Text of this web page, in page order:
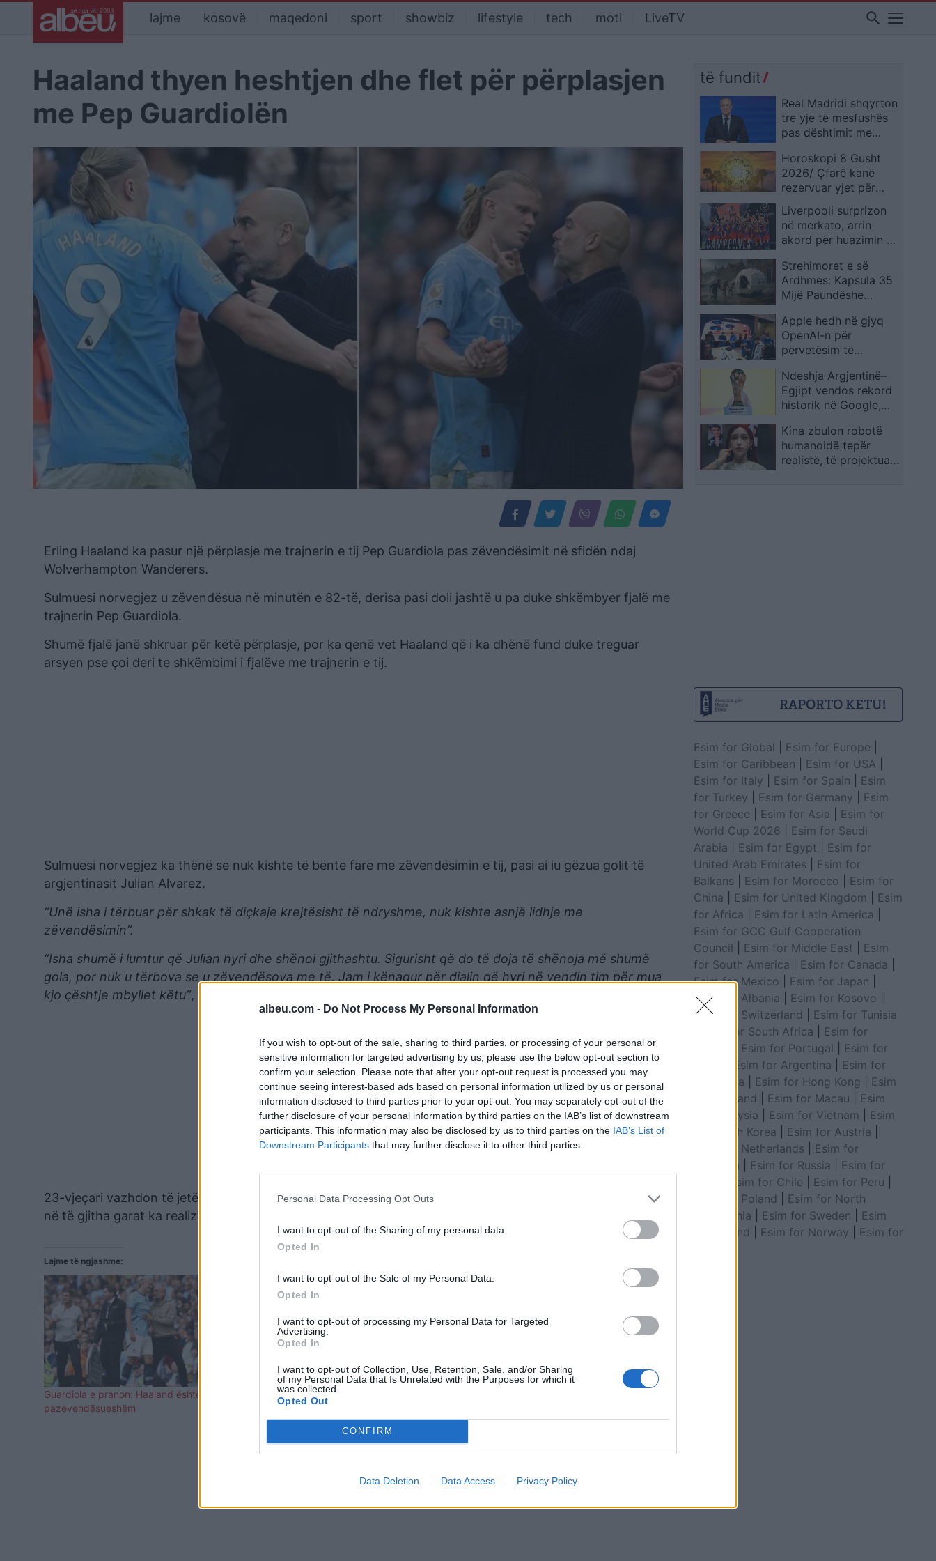
albeu.com - Do Not Process My Personal Information
If you wish to opt-out of the sale, sharing to third parties, or processing of your personal or
sensitive information for targeted advertising by us, please use the below opt-out section to
confirm your selection. Please note that after your opt-out request is processed you may
continue seeing interest-based ads based on personal information utilized by us or personal
information disclosed to third parties prior to your opt-out. You may separately opt-out of the
further disclosure of your personal information by third parties on the IAB’s list of downstream
participants. This information may also be disclosed by us to third parties on the IAB’s List of
Downstream Participants that may further disclose it to other third parties.
Personal Data Processing Opt Outs
I want to opt-out of the Sharing of my personal data.
Opted In
I want to opt-out of the Sale of my Personal Data.
Opted In
I want to opt-out of processing my Personal Data for Targeted
Advertising.
Opted In
I want to opt-out of Collection, Use, Retention, Sale, and/or Sharing
of my Personal Data that Is Unrelated with the Purposes for which it
was collected.
Opted Out
CONFIRM
Data Deletion Data Access Privacy Policy
lajme kosovë maqedoni sport showbiz lifestyle tech moti LiveTV search
Haaland thyen heshtjen dhe flet për përplasjen
me Pep Guardiolën
Erling Haaland ka pasur një përplasje me trajnerin e tij Pep Guardiola pas zëvendësimit në sfidën ndaj
Wolverhampton Wanderers.
Sulmuesi norvegjez u zëvendësua në minutën e 82-të, derisa pasi doli jashtë u pa duke shkëmbyer fjalë me
trajnerin Pep Guardiola.
Shumë fjalë janë shkruar për këtë përplasje, por ka qenë vet Haaland që i ka dhënë fund duke treguar
arsyen pse çoi deri te shkëmbimi i fjalëve me trajnerin e tij.
Sulmuesi norvegjez ka thënë se nuk kishte të bënte fare me zëvendësimin e tij, pasi ai iu gëzua golit të
argjentinasit Julian Alvarez.
“Unë isha i tërbuar për shkak të diçkaje krejtësisht të ndryshme, nuk kishte asnjë lidhje me
zëvendësimin”.
“Isha shumë i lumtur që Julian hyri dhe shënoi gjithashtu. Sigurisht që do të doja të shënoja më shumë
gola, por nuk u tërbova se u zëvendësova me të. Jam i kënaqur për djalin që hyri në vendin tim për mua
kjo çështje mbyllet këtu”, tha Haaland.
23-vjeçari vazhdon të jetë bindshëm golashënuesi më i mirë i Cityt këtë sezon, ku në 41 ndeshje zyrtare
në të gjitha garat ka realizuar 36 gola dhe ka asistuar në gjashtë të tjerë. /Telegrafi/
Lajme të ngjashme:
Guardiola e pranon: Haaland është i
pazëvendësueshëm
“Oh, si Johan Cruyff”, Guardiola komenton
super golin e Haaland përballë Dortmundit
(VIDEO)
të fundit
Real Madridi shqyrton
tre yje të mesfushës
pas dështimit me
Horoskopi 8 Gusht
2026/ Çfarë kanë
rezervuar yjet për
Liverpooli surprizon
në merkato, arrin
akord për huazimin e
Strehimoret e së
Ardhmes: Kapsula 35
Mijë Paundëshe
Shpërthimeve dhe
Fatkeqësive Natyrore
Apple hedh në gjyq
OpenAI-n për
përvetësim të
sekreteve industriale
Ndeshja Argjentinë–
Egjipt vendos rekord
historik në Google,
të papara
Kina zbulon robotë
humanoidë tepër
realistë, të projektuar
Esim for Global Esim for Europe
Esim for Caribbean
Esim for USA
Esim for Italy
Esim for Spain
Esim
for Turkey
Esim for Germany
Esim
for Greece
Esim for Asia
Esim for
World Cup 2026
Esim for Saudi
Arabia
Esim for Egypt
Esim for
United Arab Emirates
Esim for
Balkans
Esim for Morocco
Esim for
China
Esim for United Kingdom
Esim
for Africa
Esim for Latin America
Esim for GCC Gulf Cooperation
Council
Esim for Middle East
Esim
for South America
Esim for Canada
Esim for Mexico
Esim for Japan
Esim for Albania
Esim for Kosovo
Esim for Switzerland
Esim for Tunisia
Esim for South Africa
Esim for
Esim for Portugal
Esim for
Esim for Argentina
Esim for
Colombia
Esim for Hong Kong
Esim
for Thailand
Esim for Macau
Esim
for Malaysia
Esim for Vietnam
Esim
for South Korea
Esim for Austria
Esim for Netherlands
Esim for
Australia
Esim for Russia
Esim for
Esim for Chile Esim for Peru
Esim for Poland
Esim for North
Macedonia
Esim for Sweden
Esim
for Finland
Esim for Norway
Esim for